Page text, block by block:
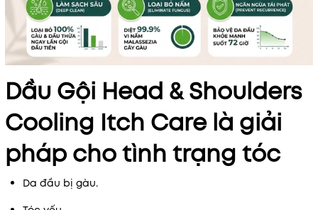
Dầu Gội Head & Shoulders
Cooling Itch Care là giải
pháp cho tình trạng tóc
Da đầu bị gàu.